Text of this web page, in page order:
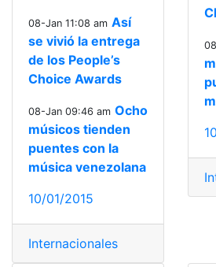
08-Jan 11:08 am Así
se vivió la entrega
de los People’s
Choice Awards
08-Jan 09:46 am Ocho
músicos tienden
puentes con la
música venezolana
10/01/2015
Internacionales